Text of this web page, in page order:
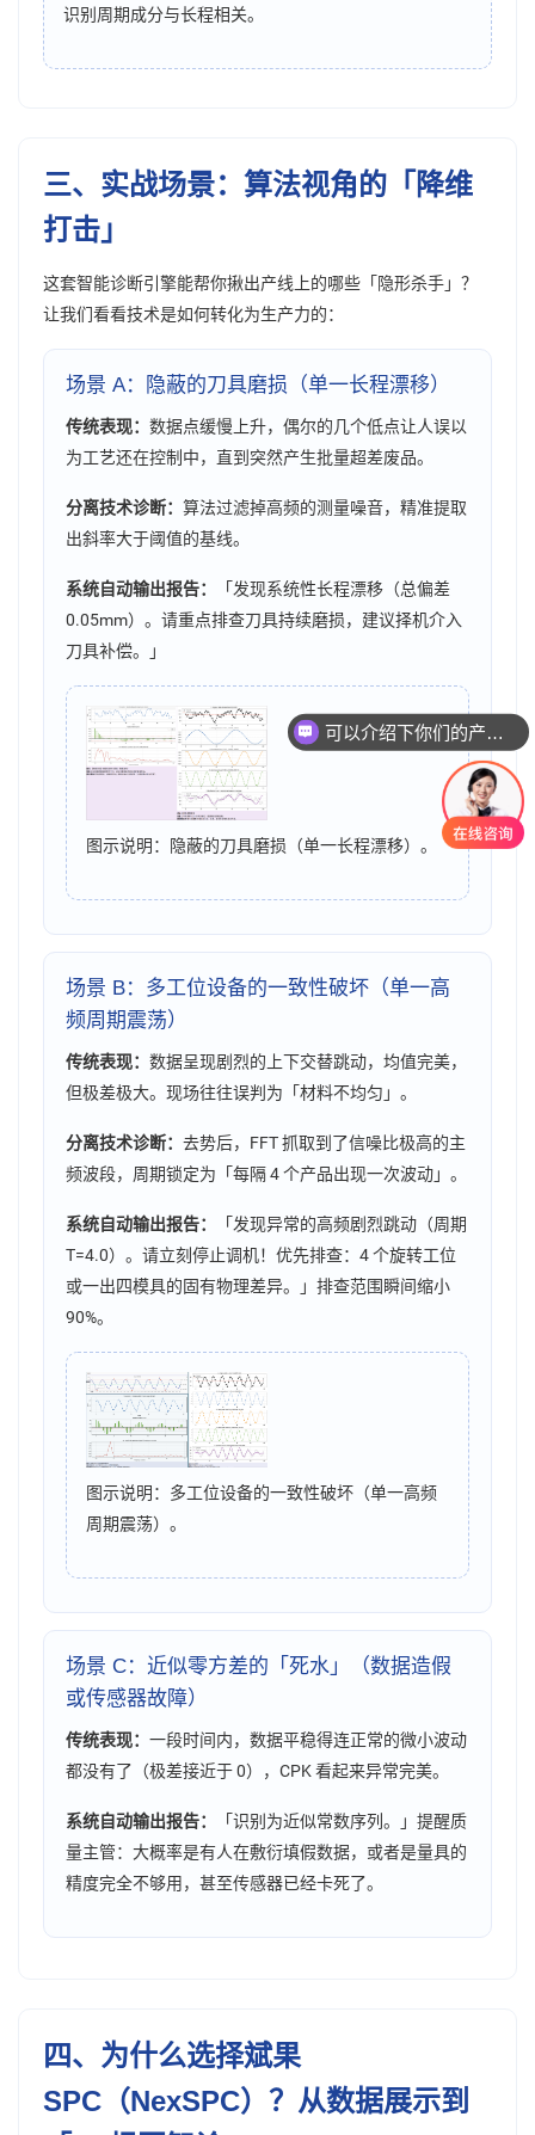
识别周期成分与长程相关。
三、实战场景：算法视角的「降维
打击」
这套智能诊断引擎能帮你揪出产线上的哪些「隐形杀手」？
让我们看看技术是如何转化为生产力的：
场景 A：隐蔽的刀具磨损（单一长程漂移）
传统表现： 数据点缓慢上升，偶尔的几个低点让人误以
为工艺还在控制中，直到突然产生批量超差废品。
分离技术诊断： 算法过滤掉高频的测量噪音，精准提取
出斜率大于阈值的基线。
系统自动输出报告：
「发现系统性长程漂移（总偏差
0.05mm）。请重点排查刀具持续磨损，建议择机介入
刀具补偿。」
图示说明：隐蔽的刀具磨损（单一长程漂移）。
场景 B：多工位设备的一致性破坏（单一高
频周期震荡）
传统表现： 数据呈现剧烈的上下交替跳动，均值完美，
但极差极大。现场往往误判为「材料不均匀」。
分离技术诊断： 去势后，FFT 抓取到了信噪比极高的主
频波段，周期锁定为「每隔 4 个产品出现一次波动」。
系统自动输出报告：
「发现异常的高频剧烈跳动（周期
T=4.0）。请立刻停止调机！优先排查：4 个旋转工位
或一出四模具的固有物理差异。」排查范围瞬间缩小
90%。
图示说明：多工位设备的一致性破坏（单一高频
周期震荡）。
场景 C：近似零方差的「死水」（数据造假
或传感器故障）
传统表现： 一段时间内，数据平稳得连正常的微小波动
都没有了（极差接近于 0），CPK 看起来异常完美。
系统自动输出报告：
「识别为近似常数序列。」提醒质
量主管：大概率是有人在敷衍填假数据，或者是量具的
精度完全不够用，甚至传感器已经卡死了。
四、为什么选择斌果
SPC（NexSPC）？从数据展示到
你们是怎么收费的呢